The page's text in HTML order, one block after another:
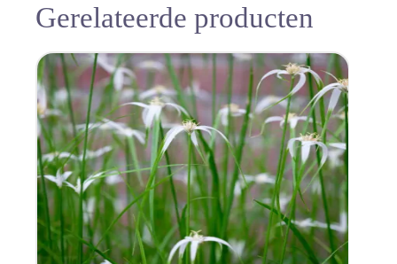
Gerelateerde producten